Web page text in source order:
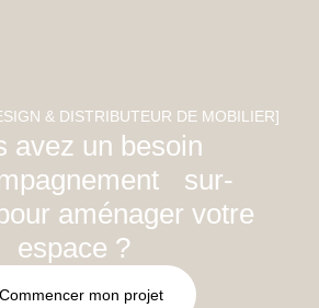
& DISTRIBUTEUR DE MOBILIER]
avez un besoin
sur-
aménager votre
espace ?
Commencer mon projet